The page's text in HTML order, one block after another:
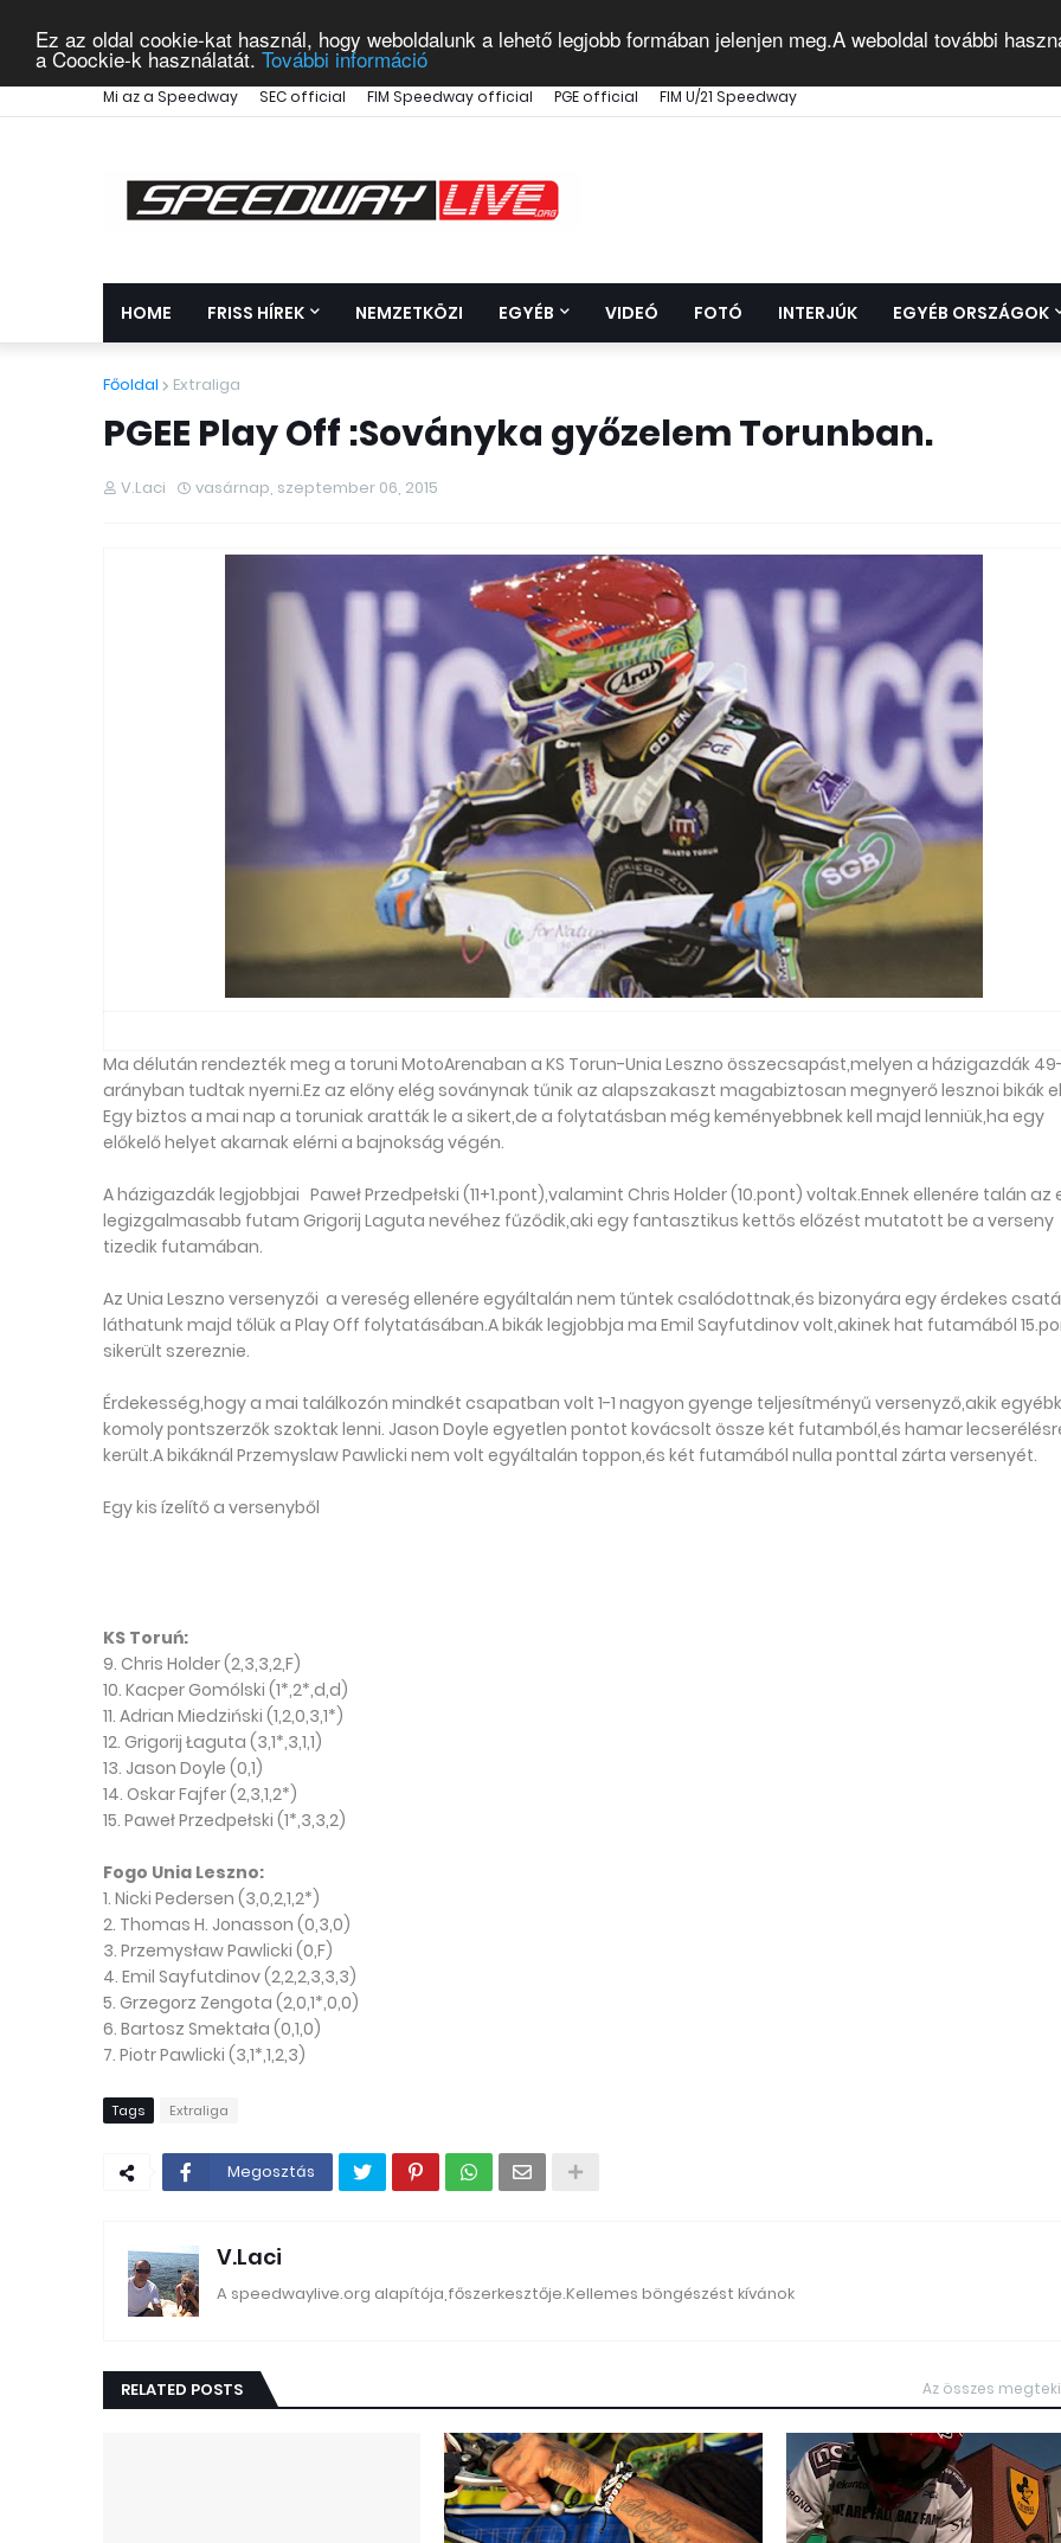
Ez az oldal cookie-kat használ, hogy weboldalunk a lehető legjobb formában jelenjen meg.A weboldal további
a Coockie-k használatát. További információ
Mi az a Speedway SEC official FIM Speedway official PGE official FIM U/21 Speedway
HOME FRISS HÍREK NEMZETKÖZI EGYÉB VIDEÓ FOTÓ INTERJÚK EGYÉB ORSZÁGOK
Főoldal Extraliga
PGEE Play Off :Soványka győzelem Torunban.
V.Laci vasárnap, szeptember 06, 2015
Ma délután rendezték meg a toruni MotoArenaban a KS Torun-Unia Leszno összecsapást,melyen a házigazdák
arányban tudtak nyerni.Ez az előny elég soványnak tűnik az alapszakaszt magabiztosan megnyerő lesznoi bikák
Egy biztos a mai nap a toruniak aratták le a sikert,de a folytatásban még keményebbnek kell majd lenniük,ha egy
előkelő helyet akarnak elérni a bajnokság végén.
A házigazdák legjobbjai Paweł Przedpełski (11+1.pont),valamint Chris Holder (10.pont) voltak.Ennek ellenére talán az
legizgalmasabb futam Grigorij Laguta nevéhez fűződik,aki egy fantasztikus kettős előzést mutatott be a verseny
tizedik futamában.
Az Unia Leszno versenyzői a vereség ellenére egyáltalán nem tűntek csalódottnak,és bizonyára egy érdekes
láthatunk majd tőlük a Play Off folytatásában.A bikák legjobbja ma Emil Sayfutdinov volt,akinek hat futamából
sikerült szereznie.
Érdekesség,hogy a mai találkozón mindkét csapatban volt 1-1 nagyon gyenge teljesítményű versenyző,akik
komoly pontszerzők szoktak lenni. Jason Doyle egyetlen pontot kovácsolt össze két futamból,és hamar
került.A bikáknál Przemyslaw Pawlicki nem volt egyáltalán toppon,és két futamából nulla ponttal zárta versenyét.
Egy kis ízelítő a versenyből
KS Toruń:
9. Chris Holder (2,3,3,2,F)
10. Kacper Gomólski (1*,2*,d,d)
11. Adrian Miedziński (1,2,0,3,1*)
12. Grigorij Łaguta (3,1*,3,1,1)
13. Jason Doyle (0,1)
14. Oskar Fajfer (2,3,1,2*)
15. Paweł Przedpełski (1*,3,3,2)
Fogo Unia Leszno:
1. Nicki Pedersen (3,0,2,1,2*)
2. Thomas H. Jonasson (0,3,0)
3. Przemysław Pawlicki (0,F)
4. Emil Sayfutdinov (2,2,2,3,3,3)
5. Grzegorz Zengota (2,0,1*,0,0)
6. Bartosz Smektała (0,1,0)
7. Piotr Pawlicki (3,1*,1,2,3)
Tags Extraliga
Megosztás
V.Laci
A speedwaylive.org alapítója,főszerkesztője.Kellemes böngészést kívánok
RELATED POSTS Az összes